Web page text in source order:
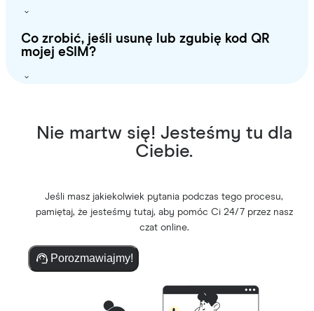
Co zrobić, jeśli usunę lub zgubię kod QR
mojej eSIM?
Nie martw się! Jesteśmy tu dla
Ciebie.
Jeśli masz jakiekolwiek pytania podczas tego procesu,
pamiętaj, że jesteśmy tutaj, aby pomóc Ci 24/7 przez nasz
czat online.
Porozmawiajmy!